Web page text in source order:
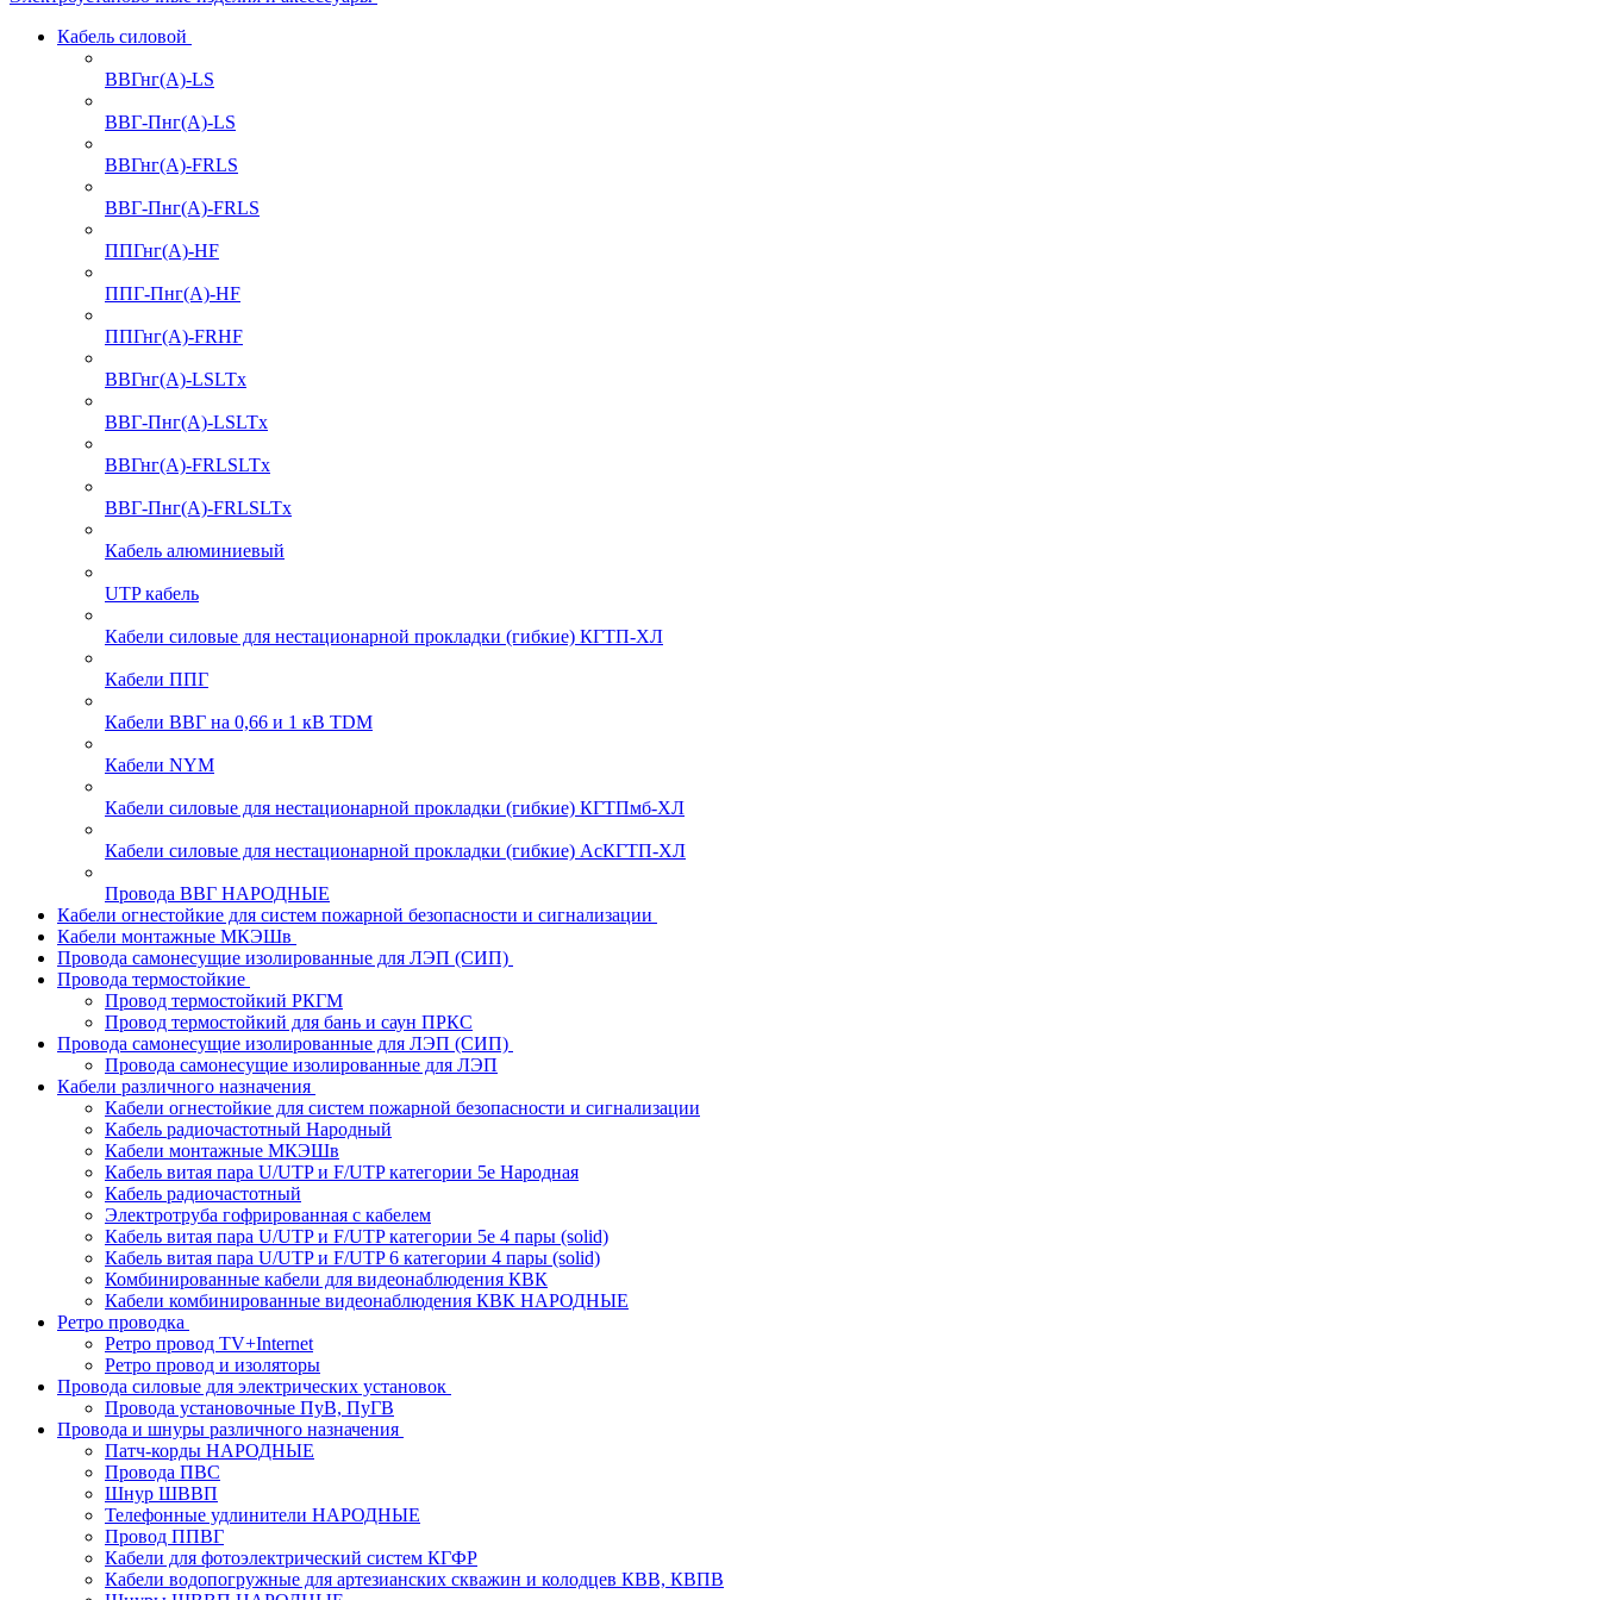
Кабель силовой
ВВГнг(А)-LS
ВВГ-Пнг(А)-LS
ВВГнг(А)-FRLS
ВВГ-Пнг(А)-FRLS
ППГнг(А)-HF
ППГ-Пнг(А)-HF
ППГнг(А)-FRHF
ВВГнг(А)-LSLTx
ВВГ-Пнг(А)-LSLTx
ВВГнг(А)-FRLSLTx
ВВГ-Пнг(А)-FRLSLTx
Кабель алюминиевый
UTP кабель
Кабели силовые для нестационарной прокладки (гибкие) КГТП-ХЛ
Кабели ППГ
Кабели ВВГ на 0,66 и 1 кВ TDM
Кабели NYM
Кабели силовые для нестационарной прокладки (гибкие) КГТПмб-ХЛ
Кабели силовые для нестационарной прокладки (гибкие) АсКГТП-ХЛ
Провода ВВГ НАРОДНЫЕ
Кабели огнестойкие для систем пожарной безопасности и сигнализации
Кабели монтажные МКЭШв
Провода самонесущие изолированные для ЛЭП (СИП)
Провода термостойкие
Провод термостойкий РКГМ
Провод термостойкий для бань и саун ПРКС
Провода самонесущие изолированные для ЛЭП (СИП)
Провода самонесущие изолированные для ЛЭП
Кабели различного назначения
Кабели огнестойкие для систем пожарной безопасности и сигнализации
Кабель радиочастотный Народный
Кабели монтажные МКЭШв
Кабель витая пара U/UTP и F/UTP категории 5е Народная
Кабель радиочастотный
Электротруба гофрированная с кабелем
Кабель витая пара U/UTP и F/UTP категории 5e 4 пары (solid)
Кабель витая пара U/UTP и F/UTP 6 категории 4 пары (solid)
Комбинированные кабели для видеонаблюдения КВК
Кабели комбинированные видеонаблюдения КВК НАРОДНЫЕ
Ретро проводка
Ретро провод TV+Internet
Ретро провод и изоляторы
Провода силовые для электрических установок
Провода установочные ПуВ, ПуГВ
Провода и шнуры различного назначения
Патч-корды НАРОДНЫЕ
Провода ПВС
Шнур ШВВП
Телефонные удлинители НАРОДНЫЕ
Провод ППВГ
Кабели для фотоэлектрический систем КГФР
Кабели водопогружные для артезианских скважин и колодцев КВВ, КВПВ